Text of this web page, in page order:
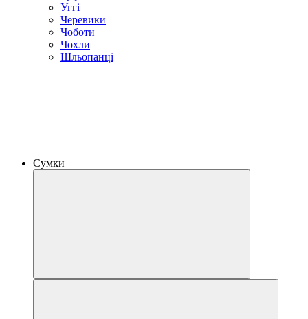
Уггі
Черевики
Чоботи
Чохли
Шльопанці
Сумки